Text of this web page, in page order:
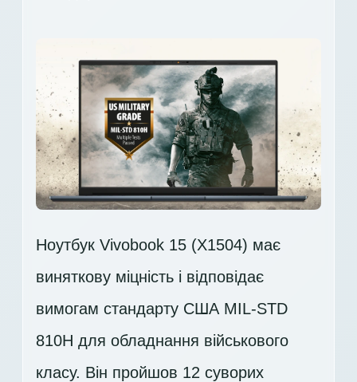
Ноутбук Vivobook 15 (X1504) має
виняткову міцність і відповідає
вимогам стандарту США MIL-STD
810H для обладнання військового
класу. Він пройшов 12 суворих